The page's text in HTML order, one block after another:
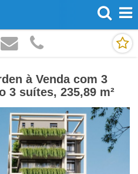
à Venda com 3
3 suítes, 235,89 m²